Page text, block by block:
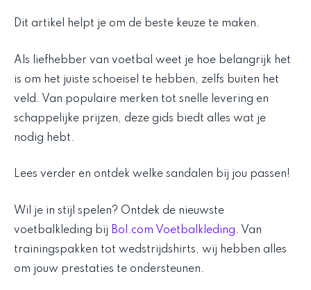
Dit artikel helpt je om de beste keuze te maken.
Als liefhebber van voetbal weet je hoe belangrijk het
is om het juiste schoeisel te hebben, zelfs buiten het
veld. Van populaire merken tot snelle levering en
schappelijke prijzen, deze gids biedt alles wat je
nodig hebt.
Lees verder en ontdek welke sandalen bij jou passen!
Wil je in stijl spelen? Ontdek de nieuwste
voetbalkleding bij Bol.com Voetbalkleding. Van
trainingspakken tot wedstrijdshirts, wij hebben alles
om jouw prestaties te ondersteunen.